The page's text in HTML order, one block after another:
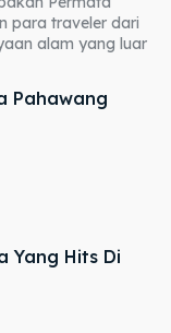
para traveler dari
alam yang luar
Pahawang
Yang Hits Di